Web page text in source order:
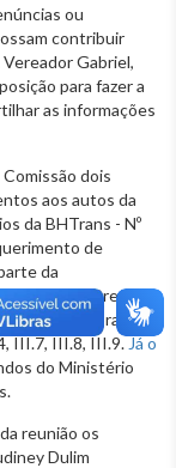
ou
contribuir
Gabriel,
para fazer a
as informações
dois
aos autos da
da BHTrans - Nº
de
da
Gomes Preto
dilação de prazo,
III.7, III.8, III.9.Já o
do Ministério
reunião os
Dulim